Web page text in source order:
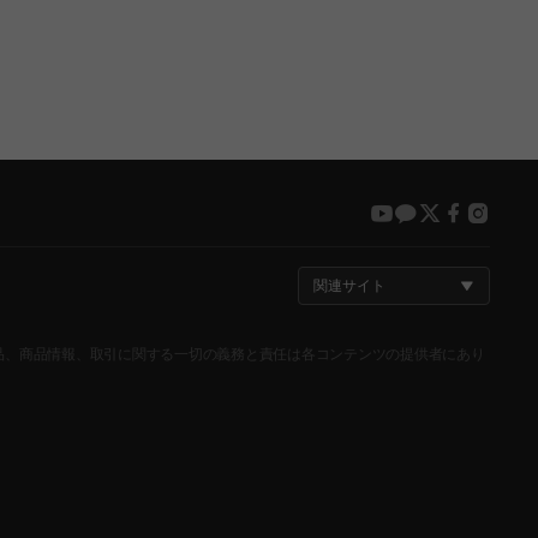
youtube
kakao
twitter
関連サイト
商品情報、取引に関する一切の義務と責任は各コンテンツの提供者にあり